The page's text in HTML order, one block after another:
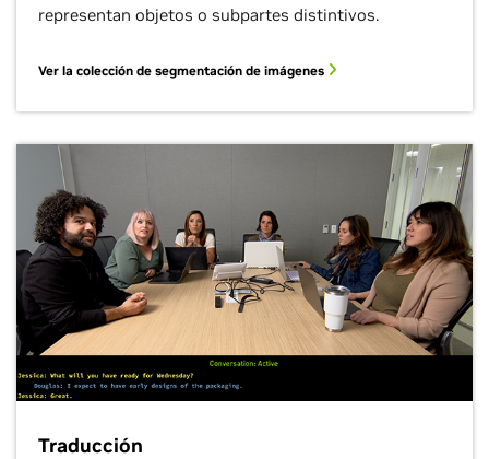
representan objetos o subpartes distintivos.
Ver la colección de segmentación de imágenes
Traducción